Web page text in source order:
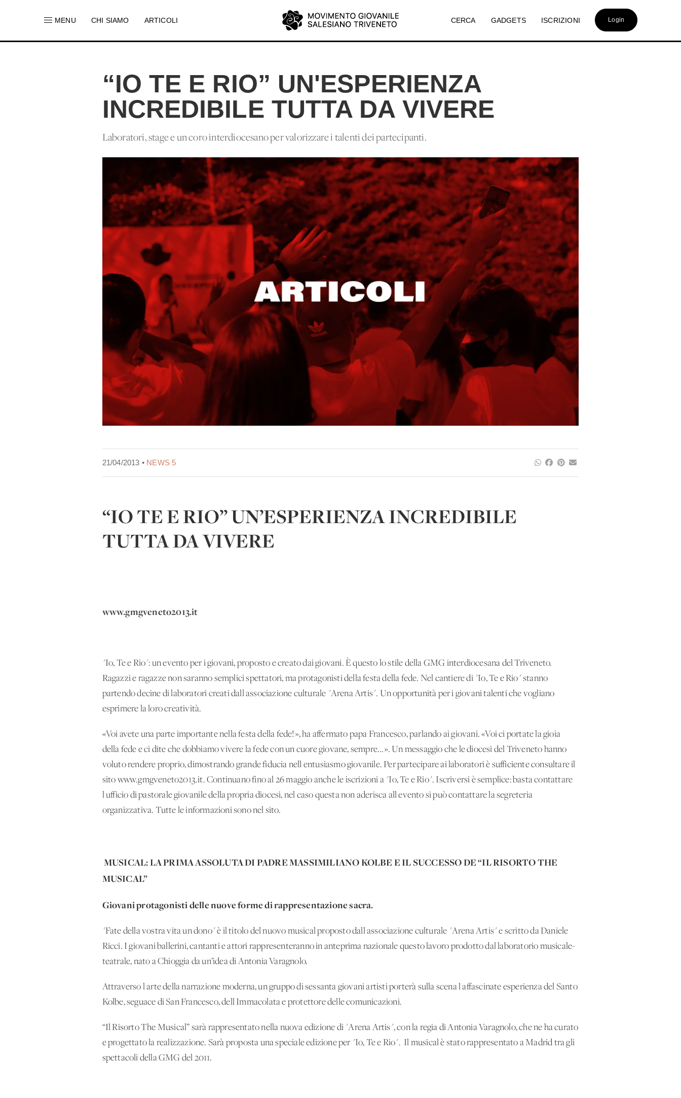
MENU CHI SIAMO ARTICOLI CERCA GADGETS ISCRIZIONI Login
“IO TE E RIO” UN'ESPERIENZA
INCREDIBILE TUTTA DA VIVERE
Laboratori, stage e un coro interdiocesano per valorizzare i talenti dei partecipanti.
21/04/2013 • NEWS 5
“IO TE E RIO” UN’ESPERIENZA INCREDIBILE
TUTTA DA VIVERE
www.gmgveneto2013.it
"Io, Te e Rio": un evento per i giovani, proposto e creato dai giovani. È questo lo stile della GMG interdiocesana del Triveneto.
Ragazzi e ragazze non saranno semplici spettatori, ma protagonisti della festa della fede. Nel cantiere di "Io, Te e Rio" stanno
partendo decine di laboratori creati dall'associazione culturale "Arena Artis". Un'opportunità per i giovani talenti che vogliano
esprimere la loro creatività.
«Voi avete una parte importante nella festa della fede!», ha affermato papa Francesco, parlando ai giovani. «Voi ci portate la gioia
della fede e ci dite che dobbiamo vivere la fede con un cuore giovane, sempre...». Un messaggio che le diocesi del Triveneto hanno
voluto rendere proprio, dimostrando grande fiducia nell'entusiasmo giovanile. Per partecipare ai laboratori è sufficiente consultare il
sito www.gmgveneto2013.it. Continuano fino al 26 maggio anche le iscrizioni a "Io, Te e Rio". Iscriversi è semplice: basta contattare
l'ufficio di pastorale giovanile della propria diocesi, nel caso questa non aderisca all'evento si può contattare la segreteria
organizzativa. Tutte le informazioni sono nel sito.
MUSICAL: LA PRIMA ASSOLUTA DI PADRE MASSIMILIANO KOLBE E IL SUCCESSO DE “IL RISORTO THE
MUSICAL”
Giovani protagonisti delle nuove forme di rappresentazione sacra.
"Fate della vostra vita un dono" è il titolo del nuovo musical proposto dall'associazione culturale "Arena Artis" e scritto da Daniele
Ricci. I giovani ballerini, cantanti e attori rappresenteranno in anteprima nazionale questo lavoro prodotto dal laboratorio musicale-
teatrale, nato a Chioggia da un’idea di Antonia Varagnolo.
Attraverso l'arte della narrazione moderna, un gruppo di sessanta giovani artisti porterà sulla scena l'affascinate esperienza del Santo
Kolbe, seguace di San Francesco, dell'Immacolata e protettore delle comunicazioni.
“Il Risorto The Musical” sarà rappresentato nella nuova edizione di "Arena Artis", con la regia di Antonia Varagnolo, che ne ha curato
e progettato la realizzazione. Sarà proposta una speciale edizione per "Io, Te e Rio". Il musical è stato rappresentato a Madrid tra gli
spettacoli della GMG del 2011.